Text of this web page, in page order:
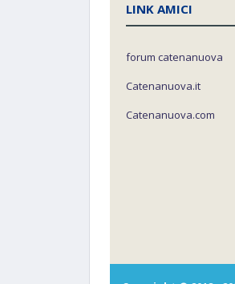
LINK AMICI
forum catenanuova
Catenanuova.it
Catenanuova.com